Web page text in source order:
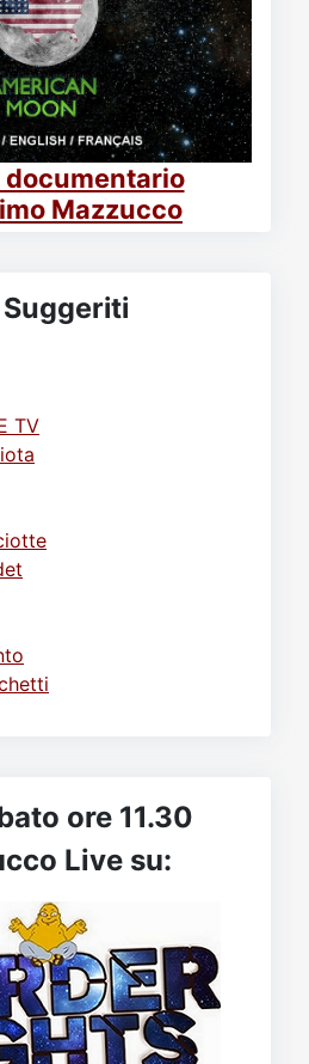
documentario
Mazzucco
TV
ore 11.30
Live su: